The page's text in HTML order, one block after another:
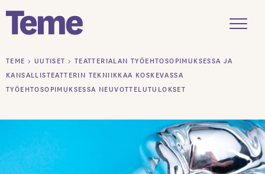
Siirry
sisältöön
TEME > UUTISET > TEATTERIALAN TYÖEHTOSOPIMUKSESSA JA
KANSALLISTEATTERIN TEKNIIKKAA KOSKEVASSA
TYÖEHTOSOPIMUKSESSA NEUVOTTELUTULOKSET